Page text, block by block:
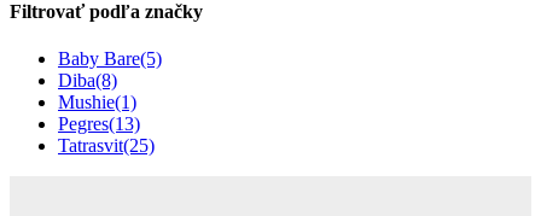
Filtrovať podľa značky
Baby Bare(5)
Diba(8)
Mushie(1)
Pegres(13)
Tatrasvit(25)